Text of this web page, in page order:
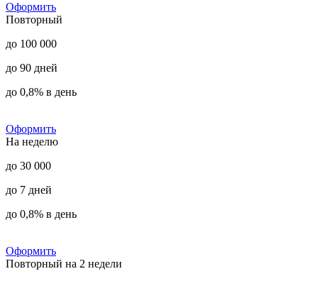
Оформить
Повторный
до 100 000
до 90 дней
до 0,8% в день
Оформить
На неделю
до 30 000
до 7 дней
до 0,8% в день
Оформить
Повторный на 2 недели